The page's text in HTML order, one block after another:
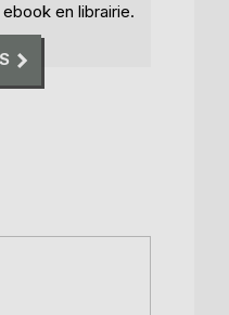
en librairie.